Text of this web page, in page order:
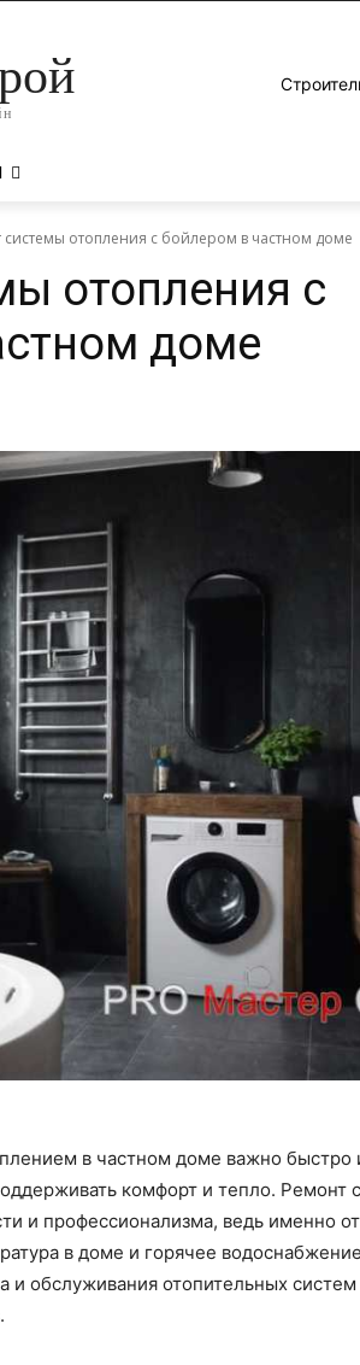
системы отопления с бойлером в частном доме
отопления с
доме
в частном доме важно быстро
комфорт и тепло. Ремонт
и профессионализма, ведь именно
в доме и горячее
обслуживания отопительных